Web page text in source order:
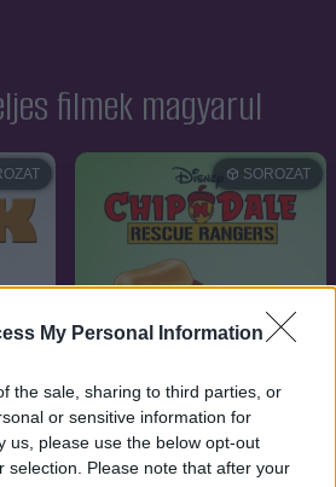
My Personal Information
the sale, sharing to third parties, or
or sensitive information for
us, please use the below opt-out
selection. Please note that after your
filmek magyarul
SOROZAT